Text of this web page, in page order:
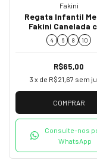
Fakini
Regata Infantil
Fakini Canelada
Cerejinhas
02253
4 6 8 10
R$65,00
3 x de R$21,67 sem
COMPRAR
Consulte-nos
WhatsApp